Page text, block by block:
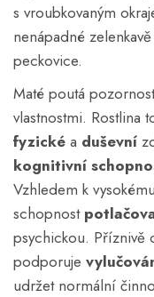
s vroubkovaným
nenápadné
peckovice.
Maté poutá
vlastnostmi. Rostlina
fyzické a duševní
kognitivní
Vzhledem k
schopnost
psychickou. Příznivě
podporuje
udržet normální